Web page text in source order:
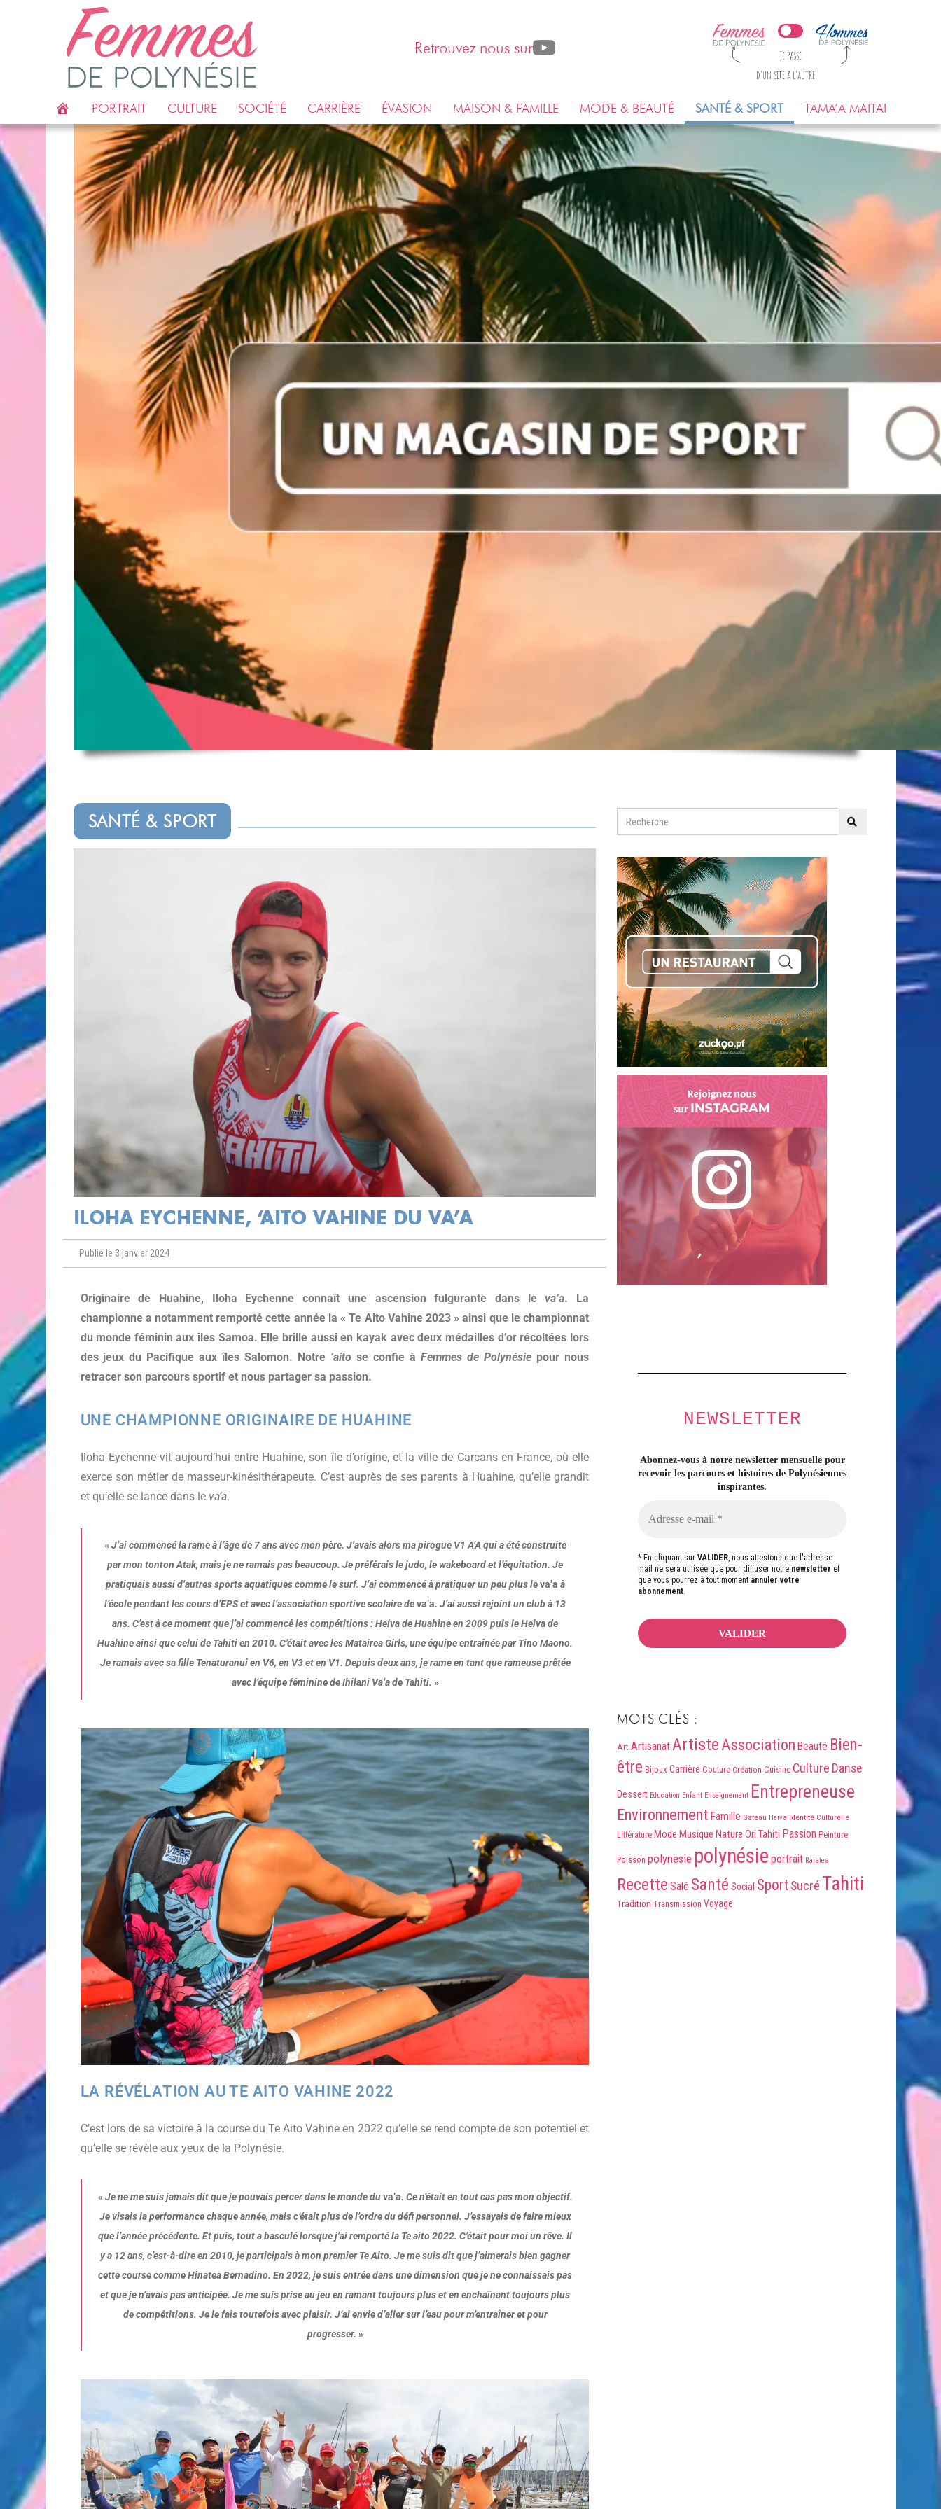
Retrouvez nous sur
Je passe
d'un site à l'autre
ACCUEIL
PORTRAIT CULTURE SOCIÉTÉ CARRIÈRE ÉVASION MAISON & FAMILLE MODE & BEAUTÉ SANTÉ & SPORT TAMA’A MAITAI
SANTÉ & SPORT
ILOHA EYCHENNE, ‘AITO VAHINE DU VA’A
Publié le 3 janvier 2024
Originaire de Huahine, Iloha Eychenne connaît une ascension fulgurante dans leva’a. La
championne a notamment remporté cette année la « Te Aito Vahine 2023 » ainsi que le championnat
du monde féminin aux îles Samoa. Elle brille aussi en kayak avec deux médailles d’or récoltées lors
des jeux du Pacifique aux îles Salomon. Notre ‘aito se confie àFemmes de Polynésie pour nous
retracer son parcours sportif et nous partager sa passion.
UNE CHAMPIONNE ORIGINAIRE DE HUAHINE
Iloha Eychenne vit aujourd’hui entre Huahine, son île d’origine, et la ville de Carcans en France, où elle
exerce son métier de masseur-kinésithérapeute. C’est auprès de ses parents à Huahine, qu’elle grandit
et qu’elle se lance dans le va’a.
« J’ai commencé la rame à l’âge de 7 ans avec mon père. J’avais alors ma pirogue V1 A’A qui a été construite
par mon tonton Atak, mais je ne ramais pas beaucoup. Je préférais le judo, le wakeboard et l’équitation. Je
pratiquais aussi d’autres sports aquatiques comme le surf. J’ai commencé à pratiquer un peu plus leva’a à
l’école pendant les cours d’EPS et avec l’association sportive scolaire deva’a. J’ai aussi rejoint un club à 13
ans. C’est à ce moment que j’ai commencé les compétitions : Heiva de Huahine en 2009 puis le Heiva de
Huahine ainsi que celui de Tahiti en 2010. C’était avec les Matairea Girls, une équipe entraînée par Tino Maono.
Je ramais avec sa fille Tenaturanui en V6, en V3 et en V1. Depuis deux ans, je rame en tant que rameuse prêtée
avec l’équipe féminine de Ihilani Va’a de Tahiti. »
LA RÉVÉLATION AU TE AITO VAHINE 2022
C’est lors de sa victoire à la course du Te Aito Vahine en 2022 qu’elle se rend compte de son potentiel et
qu’elle se révèle aux yeux de la Polynésie.
« Je ne me suis jamais dit que je pouvais percer dans le monde duva’a. Ce n’était en tout cas pas mon objectif.
Je visais la performance chaque année, mais c’était plus de l’ordre du défi personnel. J’essayais de faire mieux
que l’année précédente. Et puis, tout a basculé lorsque j’ai remporté la Te aito 2022. C’était pour moi un rêve. Il
y a 12 ans, c’est-à-dire en 2010, je participais à mon premier Te Aito. Je me suis dit que j’aimerais bien gagner
cette course comme Hinatea Bernadino. En 2022, je suis entrée dans une dimension que je ne connaissais pas
et que je n’avais pas anticipée. Je me suis prise au jeu en ramant toujours plus et en enchaînant toujours plus
de compétitions. Je le fais toutefois avec plaisir. J’ai envie d’aller sur l’eau pour m’entraîner et pour
progresser. »
NEWSLETTER
Abonnez-vous à notre newsletter mensuelle pour
recevoir les parcours et histoiresde Polynésiennes
inspirantes.
* En cliquant surVALIDER, nous attestons que l'adresse
mail ne sera utilisée que pour diffuser notre newsletteret
que vous pourrez à tout moment annuler votre
abonnement.
MOTS CLÉS :
Art ArtisanatArtisteAssociation Beauté Bien-
être Bijoux Carrière Couture Création Cuisine Culture Danse
Dessert Education Enfant Enseignement Entrepreneuse
Environnement Famille Gâteau Heiva Identité Culturelle
Littérature Mode Musique Nature Ori Tahiti Passion Peinture
Poisson polynesie polynésie portrait Raiatea
Recette Salé Santé Social SportSucré Tahiti
Tradition Transmission Voyage